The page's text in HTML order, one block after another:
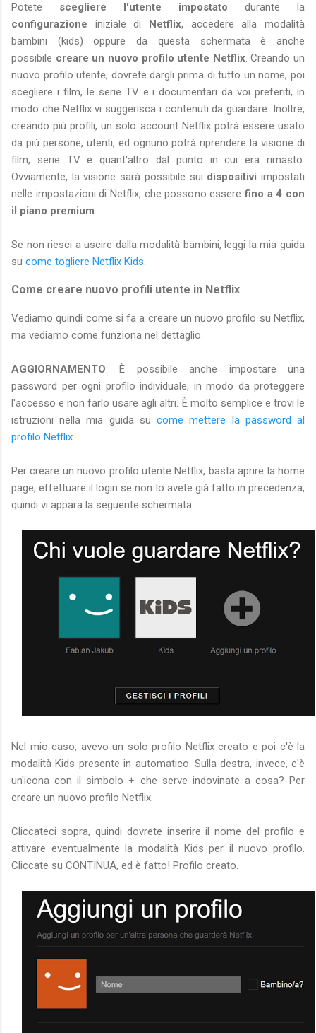
Potete scegliere l'utente impostato durante la
configurazione iniziale di Netflix, accedere alla modalità
bambini (kids) oppure da questa schermata è anche
possibile creare un nuovo profilo utente Netflix. Creando un
nuovo profilo utente, dovrete dargli prima di tutto un nome, poi
scegliere i film, le serie TV e i documentari da voi preferiti, in
modo che Netflix vi suggerisca i contenuti da guardare. Inoltre,
creando più profili, un solo account Netflix potrà essere usato
da più persone, utenti, ed ognuno potrà riprendere la visione di
film, serie TV e quant'altro dal punto in cui era rimasto.
Ovviamente, la visione sarà possibile sui dispositivi impostati
nelle impostazioni di Netflix, che possono esserefino a 4 con
il piano premium.
Se non riesci a uscire dalla modalità bambini, leggi la mia guida
su come togliere Netflix Kids.
Come creare nuovo profili utente in Netflix
Vediamo quindi come si fa a creare un nuovo profilo su Netflix,
ma vediamo come funziona nel dettaglio.
AGGIORNAMENTO: È possibile anche impostare una
password per ogni profilo individuale, in modo da proteggere
l'accesso e non farlo usare agli altri. È molto semplice e trovi le
istruzioni nella mia guida sucome mettere la password al
profilo Netflix.
Per creare un nuovo profilo utente Netflix, basta aprire la home
page, effettuare il login se non lo avete già fatto in precedenza,
quindi vi appara la seguente schermata:
Nel mio caso, avevo un solo profilo Netflix creato e poi c'è la
modalità Kids presente in automatico. Sulla destra, invece, c'è
un'icona con il simbolo + che serve indovinate a cosa? Per
creare un nuovo profilo Netflix.
Cliccateci sopra, quindi dovrete inserire il nome del profilo e
attivare eventualmente la modalità Kids per il nuovo profilo.
Cliccate su CONTINUA, ed è fatto! Profilo creato.